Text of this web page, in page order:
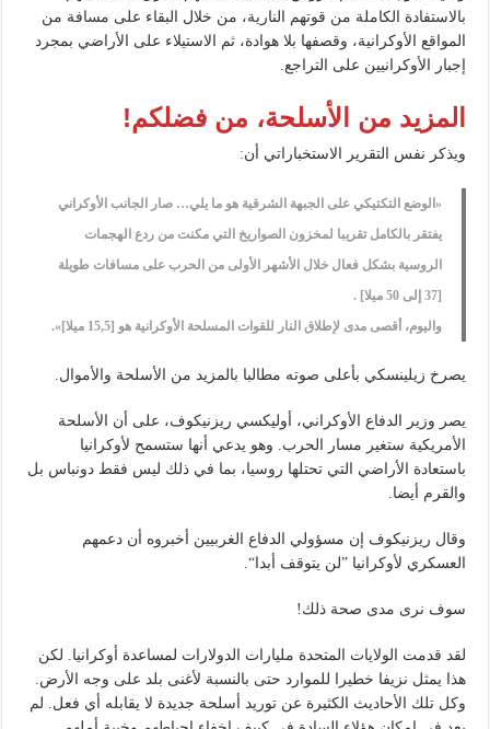
بالاستفادة الكاملة من قوتهم النارية، من خلال البقاء على مسافة من
المواقع الأوكرانية، وقصفها بلا هوادة، ثم الاستيلاء على الأراضي بمجرد
إجبار الأوكرانيين على التراجع.
المزيد من الأسلحة، من فضلكم!
ويذكر نفس التقرير الاستخباراتي أن:
«الوضع التكتيكي على الجبهة الشرقية هو ما يلي… صار الجانب الأوكراني
يفتقر بالكامل تقريبا لمخزون الصواريخ التي مكنت من ردع الهجمات
الروسية بشكل فعال خلال الأشهر الأولى من الحرب على مسافات طويلة
[37 إلى 50 ميلا] .
واليوم، أقصى مدى لإطلاق النار للقوات المسلحة الأوكرانية هو [15,5 ميلا]».
يصرخ زيلينسكي بأعلى صوته مطالبا بالمزيد من الأسلحة والأموال.
يصر وزير الدفاع الأوكراني، أوليكسي ريزنيكوف، على أن الأسلحة
الأمريكية ستغير مسار الحرب. وهو يدعي أنها ستسمح لأوكرانيا
باستعادة الأراضي التي تحتلها روسيا، بما في ذلك ليس فقط دونباس بل
والقرم أيضا.
وقال ريزنيكوف إن مسؤولي الدفاع الغربيين أخبروه أن دعمهم
العسكري لأوكرانيا ”لن يتوقف أبدا“.
سوف نرى مدى صحة ذلك!
لقد قدمت الولايات المتحدة مليارات الدولارات لمساعدة أوكرانيا. لكن
هذا يمثل نزيفا خطيرا للموارد حتى بالنسبة لأغنى بلد على وجه الأرض.
وكل تلك الأحاديث الكثيرة عن توريد أسلحة جديدة لا يقابله أي فعل. لم